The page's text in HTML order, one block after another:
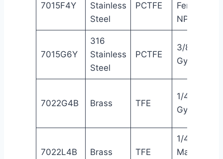
7015F4Y
Stainless
Steel
PCTFE
Female
NPT
7015G6Y
316
Stainless
Steel
PCTFE
3/8″
Gyrolok®
7022G4B Brass TFE
1/4″
Gyrolok®
7022L4B Brass TFE
1/4″
Male